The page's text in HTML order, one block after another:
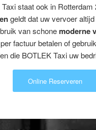
staat ook in Rotterdam
geldt dat uw vervoer
van schone moderne
factuur betalen of
die BOTLEK Taxi uw
Online Reserveren